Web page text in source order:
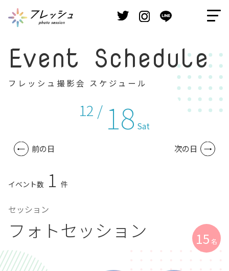
Event Schedule
フレッシュ撮影会 スケジュール
前の日
12 / 18 Sat
次の日
イベント数 1 件
セッション
フォトセッション 15 名